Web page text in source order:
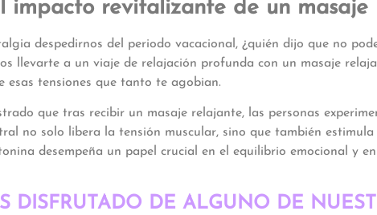
impacto revitalizante de un masaje
despedirnos del periodo vacacional, ¿quién dijo que no
llevarte a un viaje de relajación profunda con un masaje
esas tensiones que tanto te agobian.
que tras recibir un masaje relajante, las personas
no solo libera la tensión muscular, sino que también
desempeña un papel crucial en el equilibrio emocional y
DISFRUTADO DE ALGUNO DE